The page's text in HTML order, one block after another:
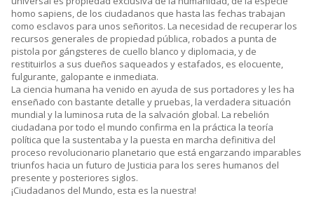
homo sapiens, de los ciudadanos que hasta las fechas trabajan
como esclavos para unos señoritos. La necesidad de recuperar los
recursos generales de propiedad pública, robados a punta de
pistola por gángsteres de cuello blanco y diplomacia, y de
restituirlos a sus dueños saqueados y estafados, es elocuente,
fulgurante, galopante e inmediata.
La ciencia humana ha venido en ayuda de sus portadores y les ha
enseñado con bastante detalle y pruebas, la verdadera situación
mundial y la luminosa ruta de la salvación global. La rebelión
ciudadana por todo el mundo confirma en la práctica la teoría
política que la sustentaba y la puesta en marcha definitiva del
proceso revolucionario planetario que está engarzando imparables
triunfos hacia un futuro de Justicia para los seres humanos del
presente y posteriores siglos.
¡Ciudadanos del Mundo, esta es la nuestra!